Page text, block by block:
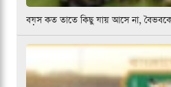
বয়স কত তাতে কিছু যায় আসে না, বৈভবকে